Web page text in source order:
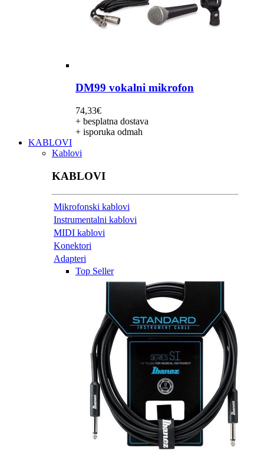
DM99 vokalni mikrofon
74,33€
+ besplatna dostava
+ isporuka odmah
KABLOVI
Kablovi
KABLOVI
Mikrofonski kablovi
Instrumentalni kablovi
MIDI kablovi
Konektori
Adapteri
Top Seller